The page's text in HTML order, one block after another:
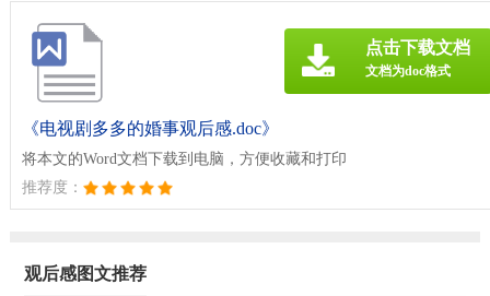
《电视剧多多的婚事观后感.doc》
将本文的Word文档下载到电脑，方便收藏和打印
推荐度：
点击下载文档
文档为doc格式
观后感图文推荐